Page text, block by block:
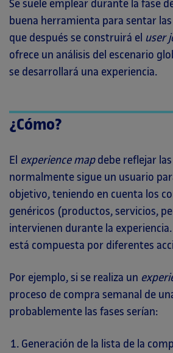
Se suele emplear durante la fase
buena herramienta para sentar
que después se construirá el user
ofrece un análisis del escenario
se desarrollará una experiencia.
¿Cómo?
El experience map debe reflejar
normalmente sigue un usuario
objetivo, teniendo en cuenta los
genéricos (productos, servicios,
intervienen durante la
está compuesta por diferentes
Por ejemplo, si se realiza un
proceso de compra semanal de
probablemente las fases serían:
Generación de la lista de la